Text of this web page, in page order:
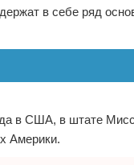
в себе ряд
в США, в штате
Америки.